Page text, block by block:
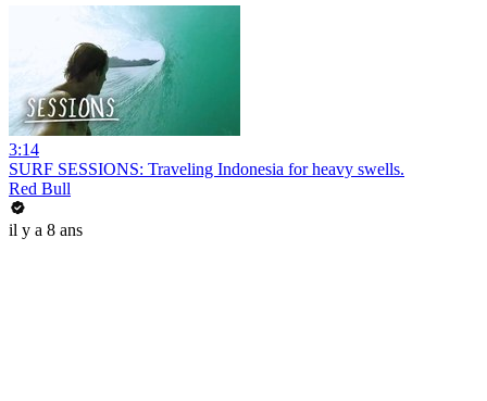
3:14
SURF SESSIONS: Traveling Indonesia for heavy swells.
Red Bull
il y a 8 ans